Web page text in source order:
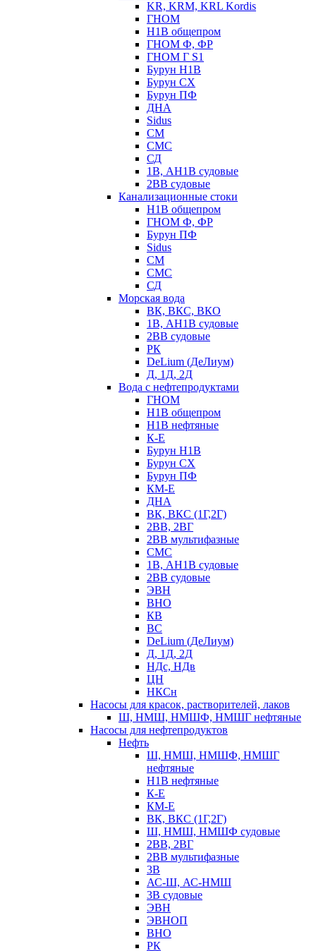
KR, KRM, KRL Kordis
ГНОМ
Н1В общепром
ГНОМ Ф, ФР
ГНОМ Г S1
Бурун Н1В
Бурун СХ
Бурун ПФ
ДНА
Sidus
СМ
СМС
СД
1В, АН1В судовые
2ВВ судовые
Канализационные стоки
Н1В общепром
ГНОМ Ф, ФР
Бурун ПФ
Sidus
СМ
СМС
СД
Морская вода
ВК, ВКС, ВКО
1В, АН1В судовые
2ВВ судовые
РК
DeLium (ДеЛиум)
Д, 1Д, 2Д
Вода с нефтепродуктами
ГНОМ
Н1В общепром
Н1В нефтяные
К-Е
Бурун Н1В
Бурун СХ
Бурун ПФ
КМ-Е
ДНА
ВК, ВКС (1Г,2Г)
2ВВ, 2ВГ
2ВВ мультифазные
СМС
1В, АН1В судовые
2ВВ судовые
ЭВН
ВНО
КВ
ВС
DeLium (ДеЛиум)
Д, 1Д, 2Д
НДс, НДв
ЦН
НКСн
Насосы для красок, растворителей, лаков
Ш, НМШ, НМШФ, НМШГ нефтяные
Насосы для нефтепродуктов
Нефть
Ш, НМШ, НМШФ, НМШГ
нефтяные
Н1В нефтяные
К-Е
КМ-Е
ВК, ВКС (1Г,2Г)
Ш, НМШ, НМШФ судовые
2ВВ, 2ВГ
2ВВ мультифазные
3В
АС-Ш, АС-НМШ
3В судовые
ЭВН
ЭВНОП
ВНО
РК